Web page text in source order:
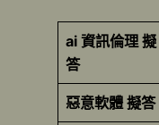
ai 資訊倫理 擬
答
惡意軟體 擬答